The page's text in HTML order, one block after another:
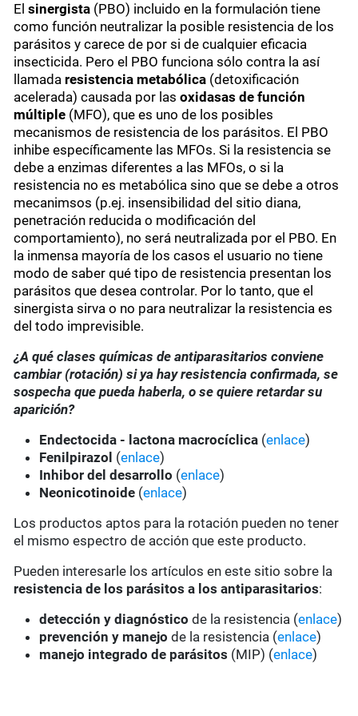
Elsinergista (PBO) incluido en la formulación tiene
como función neutralizar la posible resistencia de los
parásitos y carece de por si de cualquier eficacia
insecticida. Pero el PBO funciona sólo contra la así
llamada resistencia metabólica (detoxificación
acelerada) causada por lasoxidasas de función
múltiple (MFO), que es uno de los posibles
mecanismos de resistencia de los parásitos. El PBO
inhibe específicamente las MFOs. Si la resistencia se
debe a enzimas diferentes a las MFOs, o si la
resistencia no es metabólica sino que se debe a otros
mecanimsos (p.ej. insensibilidad del sitio diana,
penetración reducida o modificación del
comportamiento), no será neutralizada por el PBO. En
la inmensa mayoría de los casos el usuario no tiene
modo de saber qué tipo de resistencia presentan los
parásitos que desea controlar. Por lo tanto, que el
sinergista sirva o no para neutralizar la resistencia es
del todo imprevisible.
¿A qué clases químicas de antiparasitarios conviene
cambiar (rotación) si ya hay resistencia confirmada, se
sospecha que pueda haberla, o se quiere retardar su
aparición?
Endectocida - lactona macrocíclica (enlace)
Fenilpirazol (enlace)
Inhibor del desarrollo (enlace)
Neonicotinoide (enlace)
Los productos aptos para la rotación pueden no tener
el mismo espectro de acción que este producto.
Pueden interesarle los artículos en este sitio sobre la
resistencia de los parásitos a los antiparasitarios:
detección y diagnóstico de la resistencia (enlace)
prevención y manejo de la resistencia (enlace)
manejo integrado de parásitos (MIP) (enlace)